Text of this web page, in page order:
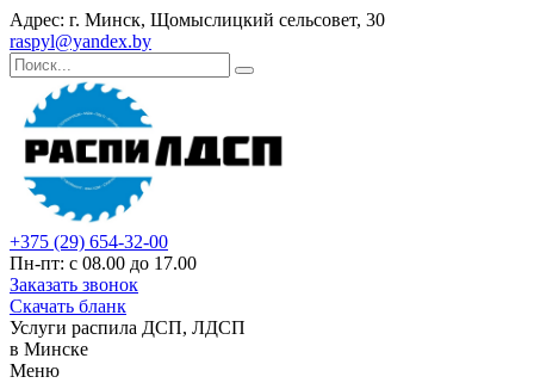
Адрес: г. Минск, Щомыслицкий сельсовет, 30
raspyl@yandex.by
+375 (29) 654-32-00
Пн-пт: с 08.00 до 17.00
Заказать звонок
Скачать бланк
Услуги распила ДСП, ЛДСП
в Минске
Меню